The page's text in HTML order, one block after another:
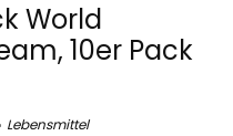
World
10er Pack
Lebensmittel